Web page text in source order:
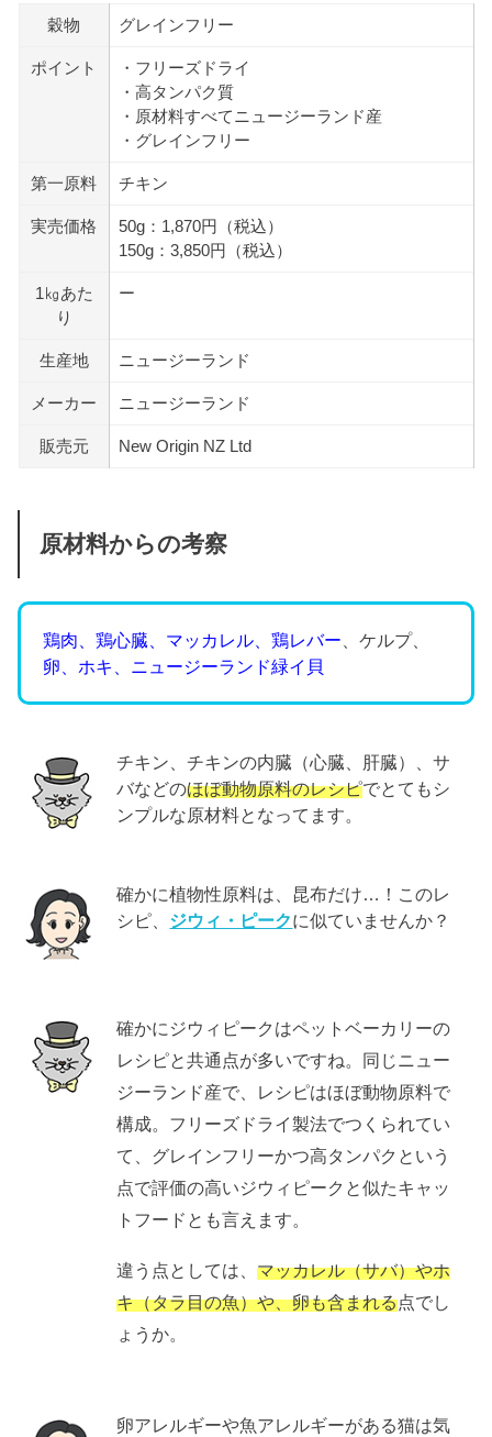
穀物 グレインフリー
ポイント
・フリーズドライ
・高タンパク質
・原材料すべてニュージーランド産
・グレインフリー
第一原料 チキン
実売価格
50g：1,870円（税込）
150g：3,850円（税込）
1㎏あた
り
ー
生産地 ニュージーランド
メーカー ニュージーランド
販売元 New Origin NZ Ltd
原材料からの考察
鶏肉、鶏心臓、マッカレル、鶏レバー 、ケルプ、
卵、ホキ、ニュージーランド緑イ貝
チキン、チキンの内臓（心臓、肝臓）、サ
バなどのほぼ動物原料のレシピでとてもシ
ンプルな原材料となってます。
確かに植物性原料は、昆布だけ…！このレ
シピ、 ジウィ・ピークに似ていませんか？
確かにジウィピークはペットベーカリーの
レシピと共通点が多いですね。同じニュー
ジーランド産で、レシピはほぼ動物原料で
構成。フリーズドライ製法でつくられてい
て、グレインフリーかつ高タンパクという
点で評価の高いジウィピークと似たキャッ
トフードとも言えます。
違う点としては、マッカレル（サバ）やホ
キ（タラ目の魚）や、卵も含まれる点でし
ょうか。
卵アレルギーや魚アレルギーがある猫は気